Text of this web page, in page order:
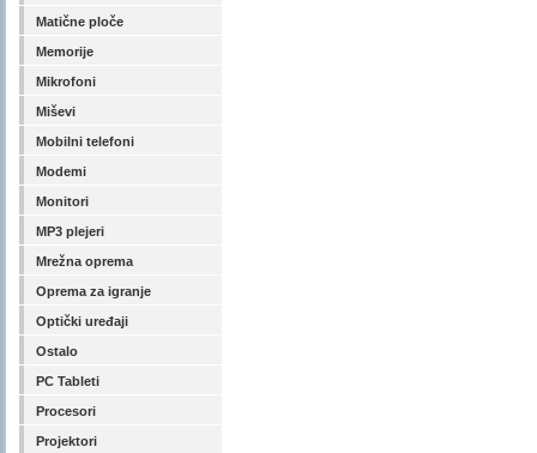
Matične ploče
Memorije
Mikrofoni
Miševi
Mobilni telefoni
Modemi
Monitori
MP3 plejeri
Mrežna oprema
Oprema za igranje
Optički uređaji
Ostalo
PC Tableti
Procesori
Projektori